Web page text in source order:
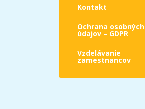
Kontakt
Ochrana osobných
údajov – GDPR
Vzdelávanie
zamestnancov